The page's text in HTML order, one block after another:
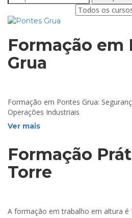
Formação em
Grua
Formação em Pontes Grua:
Operações Industriais
Ver mais
Formação
Torre
A formação em trabalho em altura